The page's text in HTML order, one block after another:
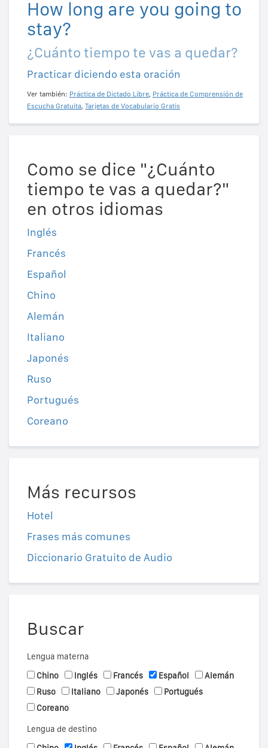
How long are you going to
stay?
¿Cuánto tiempo te vas a quedar?
Practicar diciendo esta oración
Ver también: Práctica de Dictado Libre, Práctica de Comprensión de
Escucha Gratuita, Tarjetas de Vocabulario Gratis
Como se dice "¿Cuánto
tiempo te vas a quedar?"
en otros idiomas
Inglés
Francés
Español
Chino
Alemán
Italiano
Japonés
Ruso
Portugués
Coreano
Más recursos
Hotel
Frases más comunes
Diccionario Gratuito de Audio
Buscar
Lengua materna
Chino
Inglés Francés Español
Alemán
Ruso
Italiano Japonés
Portugués
Coreano
Lengua de destino